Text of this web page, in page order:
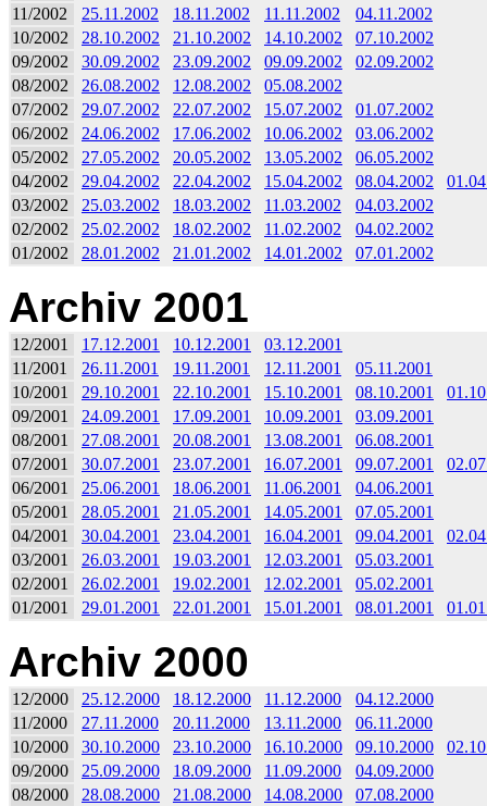
11/2002
25.11.2002 18.11.2002 11.11.2002
04.11.2002
10/2002
28.10.2002 21.10.2002 14.10.2002
07.10.2002
09/2002
30.09.2002 23.09.2002 09.09.2002
02.09.2002
08/2002
26.08.2002 12.08.2002
05.08.2002
07/2002
29.07.2002 22.07.2002 15.07.2002
01.07.2002
06/2002
24.06.2002 17.06.2002 10.06.2002
03.06.2002
05/2002
27.05.2002 20.05.2002 13.05.2002
06.05.2002
04/2002
29.04.2002 22.04.2002 15.04.2002 08.04.2002
03/2002
25.03.2002 18.03.2002 11.03.2002
04.03.2002
02/2002
25.02.2002 18.02.2002 11.02.2002
04.02.2002
01/2002
28.01.2002 21.01.2002 14.01.2002 07.01.2002
Archiv 2001
12/2001 17.12.2001 10.12.2001
03.12.2001
11/2001
26.11.2001 19.11.2001 12.11.2001
05.11.2001
10/2001
29.10.2001 22.10.2001 15.10.2001 08.10.2001
09/2001
24.09.2001 17.09.2001 10.09.2001
03.09.2001
08/2001
27.08.2001 20.08.2001 13.08.2001
06.08.2001
07/2001
30.07.2001 23.07.2001 16.07.2001 09.07.2001
06/2001
25.06.2001 18.06.2001 11.06.2001
04.06.2001
05/2001
28.05.2001 21.05.2001 14.05.2001
07.05.2001
04/2001
30.04.2001 23.04.2001 16.04.2001 09.04.2001
03/2001
26.03.2001 19.03.2001 12.03.2001
05.03.2001
02/2001
26.02.2001 19.02.2001 12.02.2001
05.02.2001
01/2001
29.01.2001 22.01.2001 15.01.2001 08.01.2001
Archiv 2000
12/2000 25.12.2000 18.12.2000 11.12.2000
04.12.2000
11/2000
27.11.2000 20.11.2000 13.11.2000
06.11.2000
10/2000
30.10.2000 23.10.2000 16.10.2000 09.10.2000
09/2000
25.09.2000 18.09.2000 11.09.2000
04.09.2000
08/2000
28.08.2000 21.08.2000 14.08.2000
07.08.2000